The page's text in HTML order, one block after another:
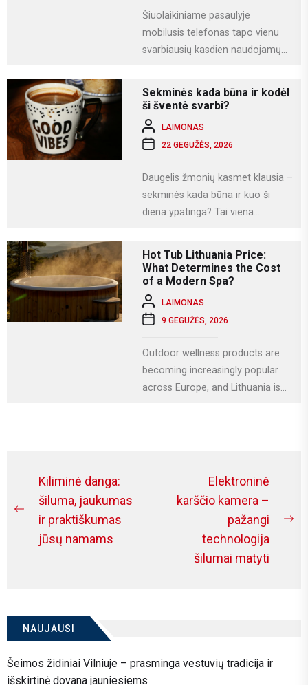
Šiuolaikiniame pasaulyje
mobilusis telefonas tapo vienu
svarbiausių kasdien naudojamų
naudojamės socialiniais...
Sekminės kada būna ir kodėl
ši šventė svarbi?
LAIMONAS
22 GEGUŽĖS, 2026
Daugelis žmonių kasmet klausia –
sekminės kada būna ir kuo ši
diena ypatinga? Tai viena
Hot Tub Lithuania Price:
What Determines the Cost
of a Modern Spa?
LAIMONAS
9 GEGUŽĖS, 2026
Outdoor wellness products are
becoming increasingly popular
across Europe, and Lithuania is
Navigacija
tarp
įrašų
Previous
post:
Kiliminė danga:
šiluma, jaukumas
ir praktiškumas
jūsų namams
Elektroninė
karščio kamera –
pažangi
technologija
šilumai matyti
NAUJAUSI
Šeimos židiniai Vilniuje – prasminga vestuvių tradicija ir
išskirtinė dovana jauniesiems